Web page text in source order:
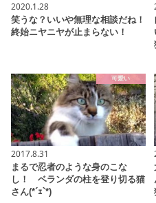
2020.1.28
笑うな？いいや無理な相談だね！
終始ニヤニヤが止まらない！
可愛い
2017.8.31
まるで忍者のような身のこな
し！ ベランダの柱を登り切る猫
さん(*´ｪ`*)